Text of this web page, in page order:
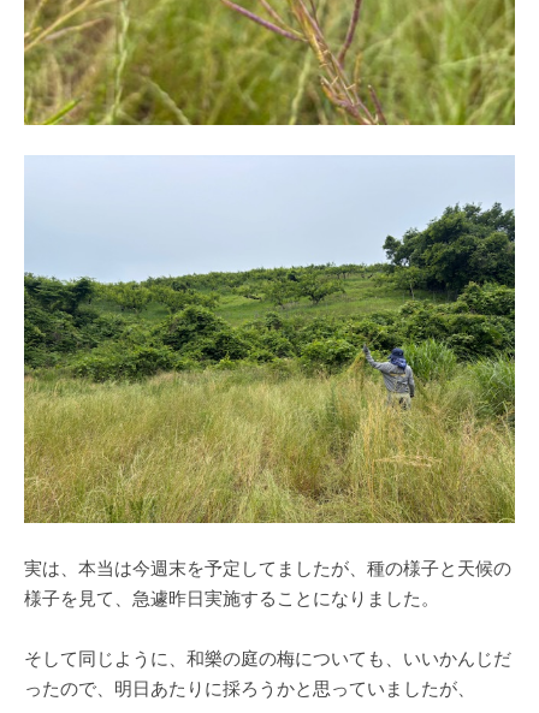
実は、本当は今週末を予定してましたが、種の様子と天候の
様子を見て、急遽昨日実施することになりました。
そして同じように、和樂の庭の梅についても、いいかんじだ
ったので、明日あたりに採ろうかと思っていましたが、